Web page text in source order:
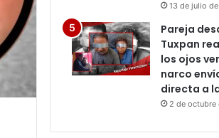
13 de julio
Pareja
Tuxpan
los ojos
narco
directa a
2 de octubre